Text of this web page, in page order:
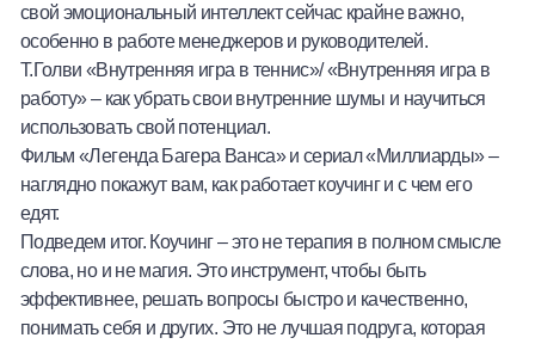
свой эмоциональный интеллект сейчас крайне важно,
особенно в работе менеджеров и руководителей.
Т.Голви «Внутренняя игра в теннис»/ «Внутренняя игра в
работу» – как убрать свои внутренние шумы и научиться
использовать свой потенциал.
Фильм «Легенда Багера Ванса» и сериал «Миллиарды» –
наглядно покажут вам, как работает коучинг и с чем его
едят.
Подведем итог. Коучинг – это не терапия в полном смысле
слова, но и не магия. Это инструмент, чтобы быть
эффективнее, решать вопросы быстро и качественно,
понимать себя и других. Это не лучшая подруга, которая